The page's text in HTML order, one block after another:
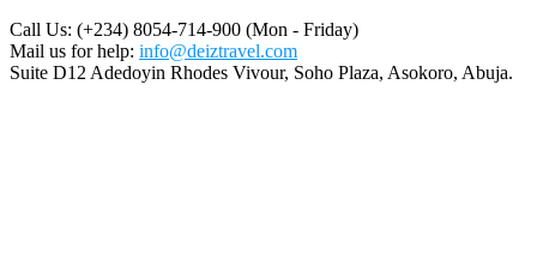
Call Us: (+234) 8054-714-900 (Mon - Friday)
Mail us for help: info@deiztravel.com
Suite D12 Adedoyin Rhodes Vivour, Soho Plaza, Asokoro, Abuja.